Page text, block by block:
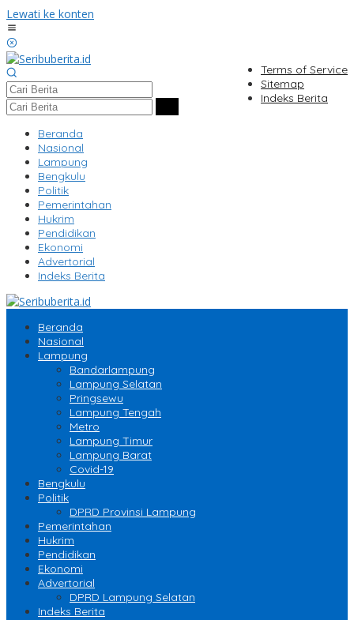
Lewati ke konten
Terms of Service
Sitemap
Indeks Berita
Beranda
Nasional
Lampung
Bengkulu
Politik
Pemerintahan
Hukrim
Pendidikan
Ekonomi
Advertorial
Indeks Berita
Beranda
Nasional
Lampung
Bandarlampung
Lampung Selatan
Pringsewu
Lampung Tengah
Metro
Lampung Timur
Lampung Barat
Covid-19
Bengkulu
Politik
DPRD Provinsi Lampung
Pemerintahan
Hukrim
Pendidikan
Ekonomi
Advertorial
DPRD Lampung Selatan
Indeks Berita